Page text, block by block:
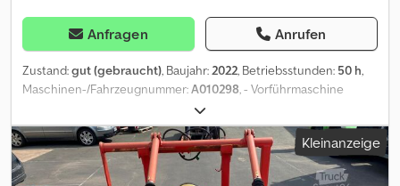
Anfragen Anrufen
Zustand:gut (gebraucht), Baujahr:2022, Betriebsstunden: 50 h,
Maschinen-/Fahrzeugnummer:A010298, - Vorführmaschine
Dücker Schlegelmäher VMS2200 mit Zapfwellenantrieb, inkl.
Gelenkwelle mit Freilauf Dsdpfsrup Nhex Ahceck Arbeitsbreite
2,23m Seriennummer: A010298 - 900er ZW-Trieb - Ausgerüstet
mit Flachschlegel - Anbaubock für VMS-Mäher mit 50cm
Verschiebung, Dreipunktaufnahme für Frontanbau -
Kleinanzeige